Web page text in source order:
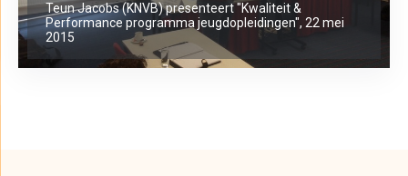
Teun Jacobs (KNVB) presenteert "Kwaliteit &
Performance programma jeugdopleidingen", 22 mei
2015